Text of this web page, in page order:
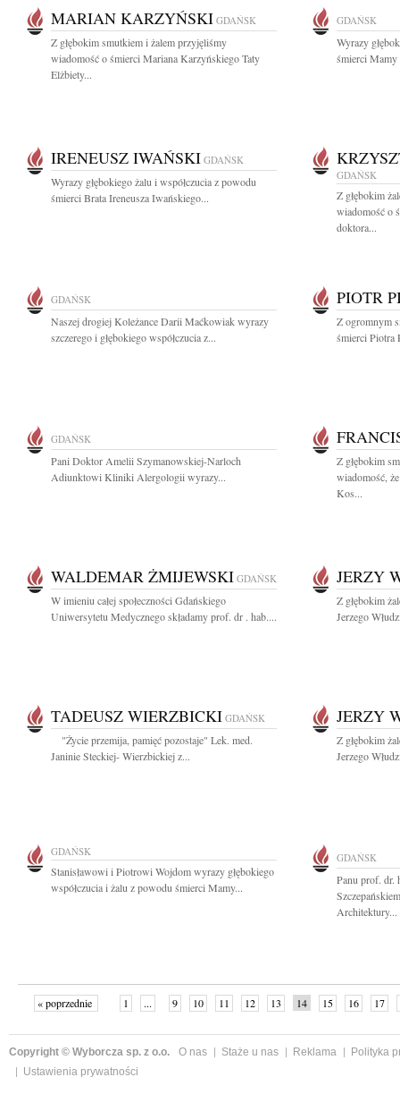
MARIAN KARZYŃSKI GDAŃSK
Z głębokim smutkiem i żalem przyjęliśmy
wiadomość o śmierci Mariana Karzyńskiego Taty
Elżbiety...
GDAŃSK
Wyrazy
śmierci
IRENEUSZ IWAŃSKI GDAŃSK
Wyrazy głębokiego żalu i współczucia z powodu
śmierci Brata Ireneusza Iwańskiego...
GDAŃSK
Z głębokim
wiadomość o
doktora...
GDAŃSK
Naszej drogiej Koleżance Darii Maćkowiak wyrazy
szczerego i głębokiego współczucia z...
PIOTR
Z ogromnym
śmierci Piotra
GDAŃSK
Pani Doktor Amelii Szymanowskiej-Narloch
Adiunktowi Kliniki Alergologii wyrazy...
Z głębokim
wiadomość,
Kos...
WALDEMAR ŻMIJEWSKI GDAŃSK
W imieniu całej społeczności Gdańskiego
Uniwersytetu Medycznego składamy prof. dr . hab....
JERZY
Z głębokim
Jerzego
TADEUSZ WIERZBICKI GDAŃSK
"Życie przemija, pamięć pozostaje" Lek. med.
Janinie Steckiej- Wierzbickiej z...
JERZY
Z głębokim
Jerzego
GDAŃSK
Stanisławowi i Piotrowi Wojdom wyrazy głębokiego
współczucia i żalu z powodu śmierci Mamy...
GDAŃSK
Panu prof. dr.
Architektury...
« poprzednie 1 ... 9 10 11 12 13 14 15 16 17
Copyright © Wyborcza sp. z o.o. O nas Staże u nas Reklama
Polityka
Ustawienia prywatności